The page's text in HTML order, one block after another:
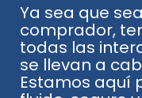
Ya sea que
comprador,
todas las
se llevan a
Estamos aquí